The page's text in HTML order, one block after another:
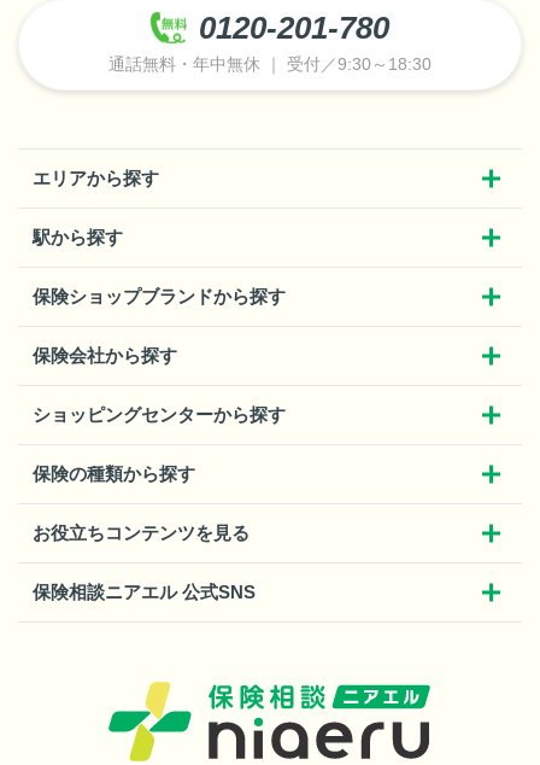
0120-201-780
通話無料・年中無休 ｜ 受付／9:30～18:30
エリアから探す
駅から探す
保険ショップブランドから探す
保険会社から探す
ショッピングセンターから探す
保険の種類から探す
お役立ちコンテンツを見る
保険相談ニアエル 公式SNS